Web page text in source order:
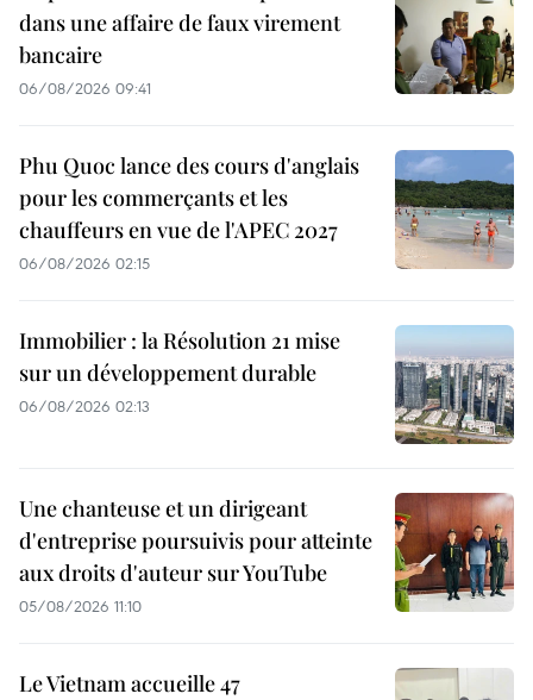
dans une affaire de faux virement
bancaire
06/08/2026 09:41
Phu Quoc lance des cours d'anglais
pour les commerçants et les
chauffeurs en vue de l'APEC 2027
06/08/2026 02:15
Immobilier : la Résolution 21 mise
sur un développement durable
06/08/2026 02:13
Une chanteuse et un dirigeant
d'entreprise poursuivis pour atteinte
aux droits d'auteur sur YouTube
05/08/2026 11:10
Le Vietnam accueille 47